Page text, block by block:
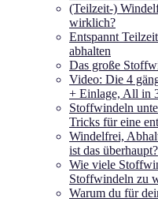
(Teilzeit-)
wirklich?
Entspannt
abhalten
Das große
Video: Die 4
+ Einlage, All in
Stoffwindeln
Tricks für eine
Windelfrei,
ist das überhaupt?
Wie viele
Stoffwindeln zu
Warum du für